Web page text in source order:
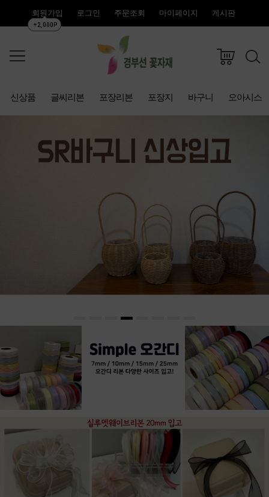
회원가입
+2,000P
로그인 주문조회 마이페이지 게시판
신상품 글씨리본 포장리본 포장지 바구니 오아시스